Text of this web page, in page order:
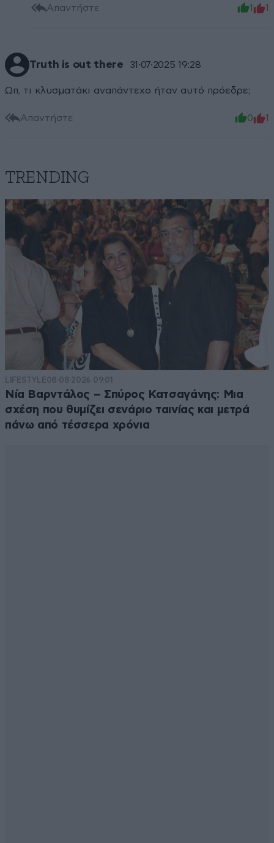
Απαντήστε 1 1
Truth is out there 31·07·2025 19:28
Ωπ, τι κλυσματάκι αναπάντεχο ήταν αυτό πρόεδρε;
Απαντήστε 0 1
TRENDING
LIFESTYLE08·08·2026 09:01
Νία Βαρντάλος – Σπύρος Κατσαγάνης: Μια
σχέση που θυμίζει σενάριο ταινίας και μετρά
πάνω από τέσσερα χρόνια